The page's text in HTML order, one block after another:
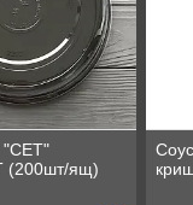
"СЕТ"
(200шт/ящ)